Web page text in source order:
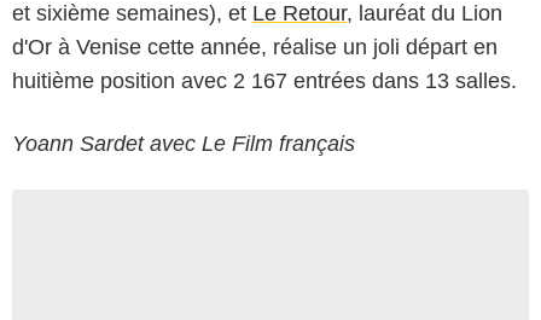
et sixième semaines), et Le Retour, lauréat du Lion
d'Or à Venise cette année, réalise un joli départ en
huitième position avec 2 167 entrées dans 13 salles.
Yoann Sardet avec Le Film français